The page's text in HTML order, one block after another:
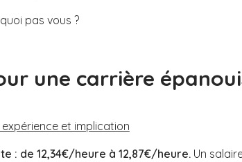
pas vous ?
une carrière
et implication
: de 12,34€/heure à 12,87€/heure.Un